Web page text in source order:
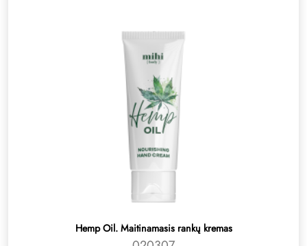
Hemp Oil. Maitinamasis rankų kremas